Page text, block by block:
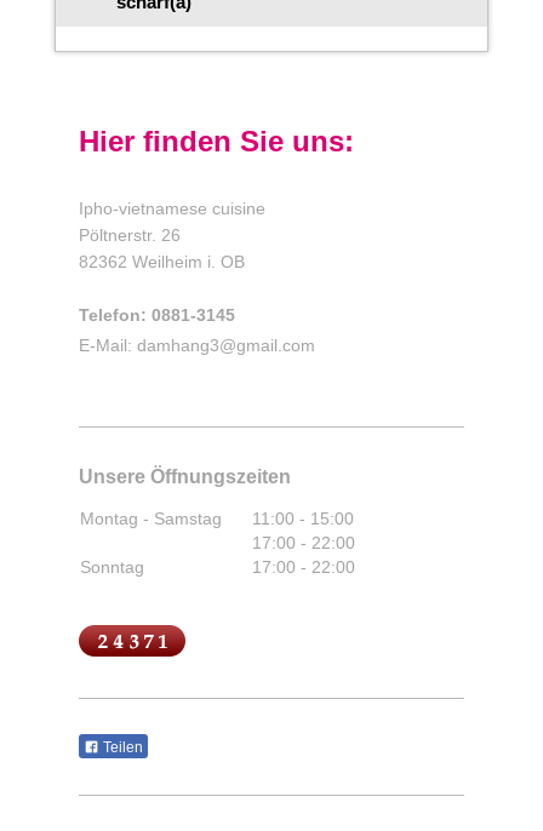
Hier finden Sie uns:
Ipho-vietnamese cuisine
Pöltnerstr. 26
82362 Weilheim i. OB
Telefon: 0881-3145
E-Mail: damhang3@gmail.com
Unsere Öffnungszeiten
Montag - Samstag 11:00 - 15:00
17:00 - 22:00
Sonntag
17:00 - 22:00
Teilen